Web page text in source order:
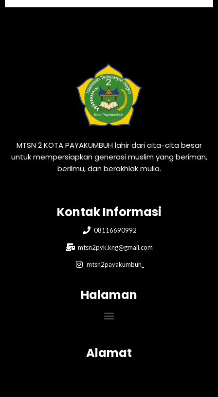
MTSN 2 KOTA PAYAKUMBUH lahir dari cita-cita besar
untuk mempersiapkan generasi muslim yang beriman,
berilmu, dan berakhlak mulia.
Kontak Informasi
08116690992
mtsn2pyk.kng@gmail.com
mtsn2payakumbuh_
Halaman
Menu
Alamat